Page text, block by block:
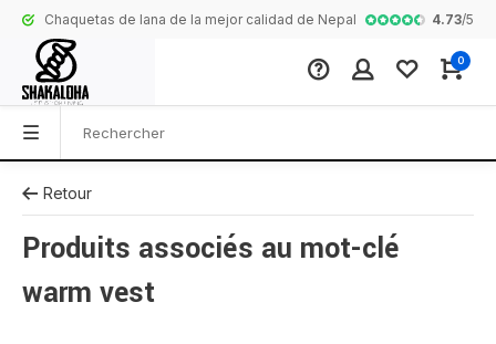
Chaquetas de lana de la mejor calidad de Nepal Collection
4.73/5
0
Retour
Produits associés au mot-clé
warm vest